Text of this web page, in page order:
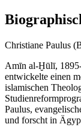
Amīn al-Ḫūlī,
entwickelte einen
islamischen
Paulus,